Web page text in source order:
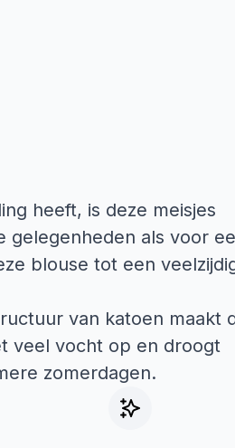
heeft, is deze meisjes
gelegenheden als voor
blouse tot een
van katoen maakt
veel vocht op en droogt
zomerdagen.